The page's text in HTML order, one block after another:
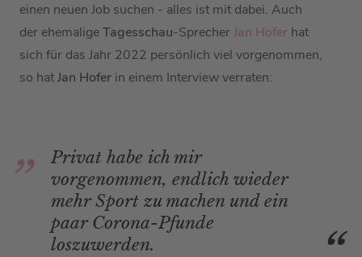
einen neuen Job suchen - alles ist mit dabei. Auch
der ehemaligeTagesschau-SprecherJan Hofer hat
sich für das Jahr 2022 persönlich viel vorgenommen,
so hatJan Hofer in einem Interview verraten:
Privat habe ich mir
vorgenommen, endlich wieder
mehr Sport zu machen und ein
paar Corona-Pfunde
loszuwerden.